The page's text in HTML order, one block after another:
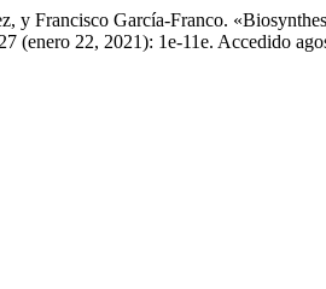
y Francisco García-Franco.
(enero 22, 2021): 1e-11e. Accedido